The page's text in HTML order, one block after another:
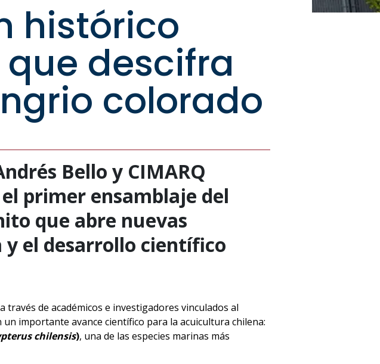
histórico
descifra
colorado
Bello y CIMARQ
primer ensamblaje del
que abre nuevas
el desarrollo científico
través de académicos e investigadores vinculados al
un importante avance científico para la acuicultura chilena:
chilensis), una de las especies marinas más